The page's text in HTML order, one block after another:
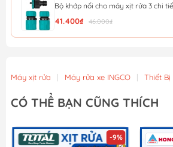
Bộ khớp nối cho máy xịt rửa 3 chi
41.400₫ 46.000₫
Bộ 2 vòi phun xịt nước TOTAL
261.900₫
Bộ 5 đầu nối nhanh máy xịt rửa
Máy xịt rửa | Máy rửa xe INGCO | Thiết Bị
CÓ THỂ BẠN CŨNG THÍCH
-9%